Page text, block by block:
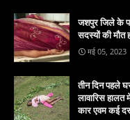
जशपुर जिले के
सदस्यों की मौत
मई 05, 2023
तीन दिन पहले
लावारिस हालत
कार एवम कई